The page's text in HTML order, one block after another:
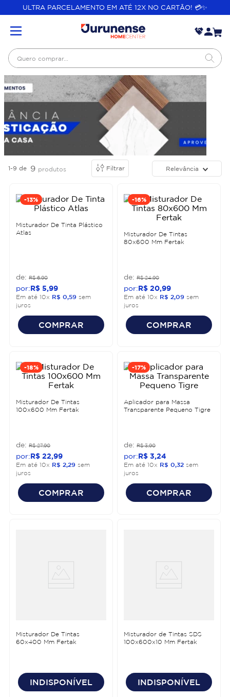
ULTRA PARCELAMENTO EM ATÉ 12X NO CARTÃO! 💳✨
Quero comprar...
1-9 de 9 produtos Filtrar Relevância
-13%
Misturador De Tinta Plástico
Atlas
R$ 6,90
R$ 5 99
Em até 10x R$ 0 59 sem
juros
COMPRAR
-16%
Misturador De Tintas
80x600 Mm Fertak
R$ 24,90
R$ 20 99
Em até 10x R$ 2 09 sem
juros
COMPRAR
-18%
Misturador De Tintas
100x600 Mm Fertak
R$ 27,90
R$ 22 99
Em até 10x R$ 2 29 sem
juros
COMPRAR
-17%
Aplicador para Massa
Transparente Pequeno Tigre
R$ 3,90
R$ 3 24
Em até 10x R$ 0 32 sem
juros
COMPRAR
Misturador De Tintas
60x400 Mm Fertak
INDISPONÍVEL
Misturador de Tintas SDS
100x600x10 Mm Fertak
INDISPONÍVEL